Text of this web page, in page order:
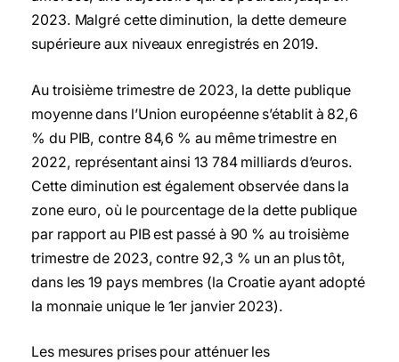
2023. Malgré cette diminution, la dette demeure
supérieure aux niveaux enregistrés en 2019.
Au troisième trimestre de 2023, la dette publique
moyenne dans l’Union européenne s’établit à 82,6
% du PIB, contre 84,6 % au même trimestre en
2022, représentant ainsi 13 784 milliards d’euros.
Cette diminution est également observée dans la
zone euro, où le pourcentage de la dette publique
par rapport au PIB est passé à 90 % au troisième
trimestre de 2023, contre 92,3 % un an plus tôt,
dans les 19 pays membres (la Croatie ayant adopté
la monnaie unique le 1er janvier 2023).
Les mesures prises pour atténuer les